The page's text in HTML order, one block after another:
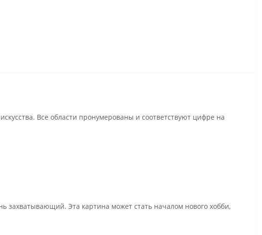
Все области пронумерованы и соответствуют цифре на
захватывающий. Эта картина может стать началом нового хобби,